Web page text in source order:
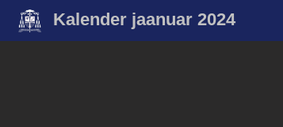
Kalender jaanuar 2024